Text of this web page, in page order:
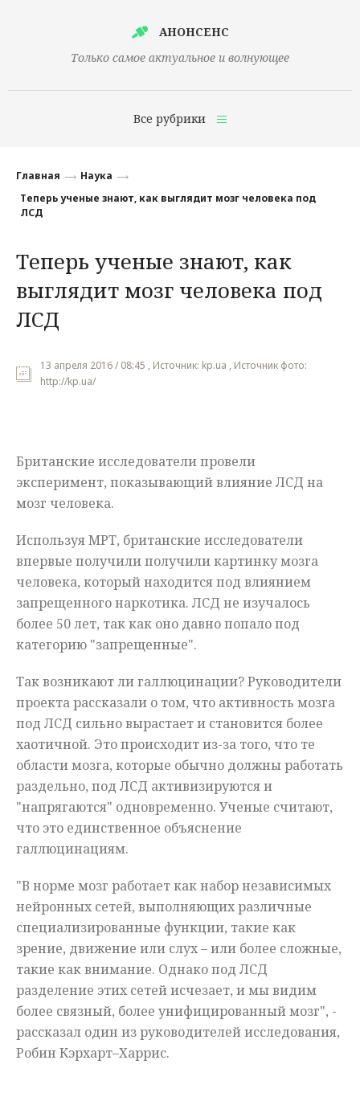
АНОНСЕНС
Только самое актуальное и волнующее
Все рубрики
Финансы
Наука
Культура
Общество
Мнения
Главная
Наука
Теперь ученые знают, как выглядит мозг человека под
ЛСД
Теперь ученые знают, как
выглядит мозг человека под
ЛСД
13 апреля 2016 / 08:45 , Источник: kp.ua , Источник фото:
http://kp.ua/
Британские исследователи провели
эксперимент, показывающий влияние ЛСД на
мозг человека.
Используя МРТ, британские исследователи
впервые получили получили картинку мозга
человека, который находится под влиянием
запрещенного наркотика. ЛСД не изучалось
более 50 лет, так как оно давно попало под
категорию "запрещенные".
Так возникают ли галлюцинации? Руководители
проекта рассказали о том, что активность мозга
под ЛСД сильно вырастает и становится более
хаотичной. Это происходит из-за того, что те
области мозга, которые обычно должны работать
раздельно, под ЛСД активизируются и
"напрягаются" одновременно. Ученые считают,
что это единственное объяснение
галлюцинациям.
"В норме мозг работает как набор независимых
нейронных сетей, выполняющих различные
специализированные функции, такие как
зрение, движение или слух – или более сложные,
такие как внимание. Однако под ЛСД
разделение этих сетей исчезает, и мы видим
более связный, более унифицированный мозг", -
рассказал один из руководителей исследования,
Робин Кэрхарт–Харрис.